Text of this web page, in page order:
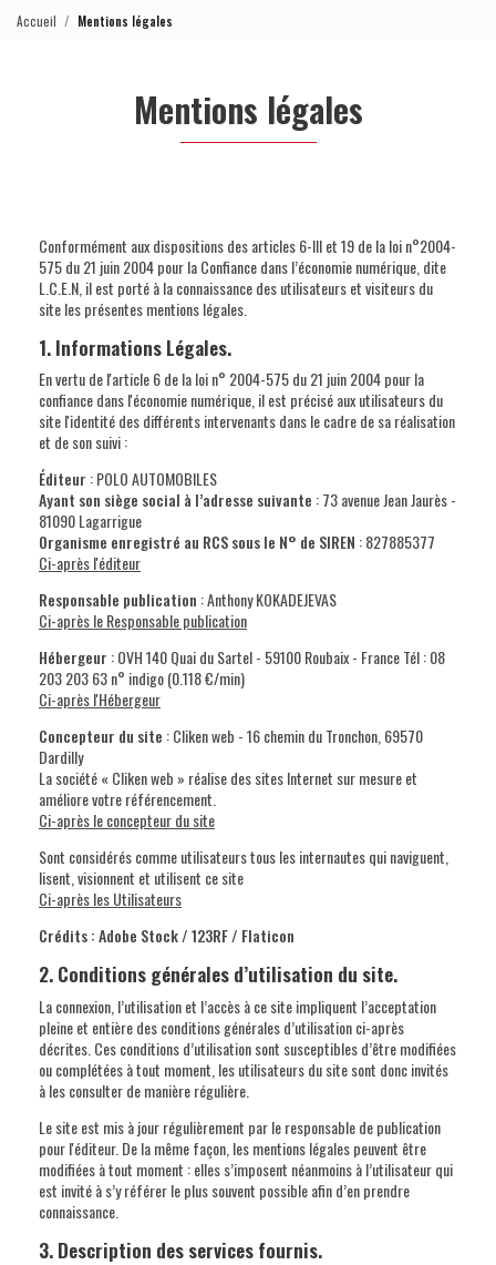
AllerAccueil Mentions légales
Mentions légales
Conformément aux dispositions des articles 6-III et 19 de la loi n°2004-
575 du 21 juin 2004 pour la Confiance dans l’économie numérique, dite
L.C.E.N, il est porté à la connaissance des utilisateurs et visiteurs du
site les présentes mentions légales.
1. Informations Légales.
En vertu de l'article 6 de la loi n° 2004-575 du 21 juin 2004 pour la
confiance dans l'économie numérique, il est précisé aux utilisateurs du
site l'identité des différents intervenants dans le cadre de sa réalisation
et de son suivi :
Éditeur : POLO AUTOMOBILES
Ayant son siège social à l’adresse suivante : 73 avenue Jean Jaurès -
81090 Lagarrigue
Organisme enregistré au RCS sous le N° de SIREN : 827885377
Ci-après l'éditeur
Responsable publication : Anthony KOKADEJEVAS
Ci-après le Responsable publication
Hébergeur : OVH 140 Quai du Sartel - 59100 Roubaix - France Tél : 08
203 203 63 n° indigo (0.118 €/min)
Ci-après l'Hébergeur
Concepteur du site : Cliken web - 16 chemin du Tronchon, 69570
Dardilly
La société « Cliken web » réalise des sites Internet sur mesure et
améliore votre référencement.
Ci-après le concepteur du site
Sont considérés comme utilisateurs tous les internautes qui naviguent,
lisent, visionnent et utilisent ce site
Ci-après les Utilisateurs
Crédits : Adobe Stock / 123RF / Flaticon
2. Conditions générales d’utilisation du site.
La connexion, l’utilisation et l’accès à ce site impliquent l’acceptation
pleine et entière des conditions générales d’utilisation ci-après
décrites. Ces conditions d’utilisation sont susceptibles d’être modifiées
ou complétées à tout moment, les utilisateurs du site sont donc invités
à les consulter de manière régulière.
Le site est mis à jour régulièrement par le responsable de publication
pour l'éditeur. De la même façon, les mentions légales peuvent être
modifiées à tout moment : elles s’imposent néanmoins à l’utilisateur qui
est invité à s’y référer le plus souvent possible afin d’en prendre
connaissance.
3. Description des services fournis.